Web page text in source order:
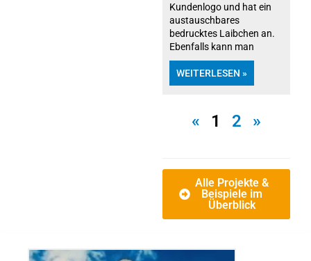
Kundenlogo und hat ein
austauschbares
bedrucktes Laibchen an.
Ebenfalls kann man
WEITERLESEN »
« 1 2 »
Alle Projekte &
Beispiele im
Überblick